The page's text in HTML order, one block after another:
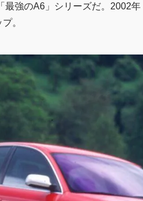
強のA6」シリーズだ。2002
。